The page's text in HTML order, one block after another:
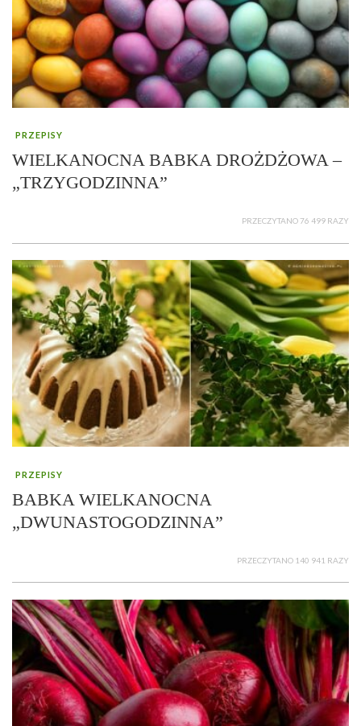
PRZEPISY
WIELKANOCNA BABKA DROŻDŻOWA –
„TRZYGODZINNA”
PRZECZYTANO 76 499 RAZY
PRZEPISY
BABKA WIELKANOCNA
„DWUNASTOGODZINNA”
PRZECZYTANO 140 941 RAZY